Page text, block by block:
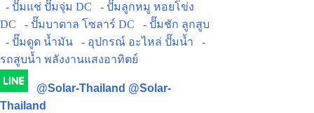
- ปั๊มแช่ ปั๊มจุ่ม DC
- ปั๊มลูกหมู หอยโข่ง
DC
- ปั๊มบาดาล โซลาร์ DC
- ปั๊มชัก ลูกสูบ
- ปั๊มดูด น้ำมัน
- อุปกรณ์ อะไหล่ ปั๊มน้ำ
-
รถสูบน้ำ พลังงานแสงอาทิตย์
@Solar-Thailand @Solar-
Thailand